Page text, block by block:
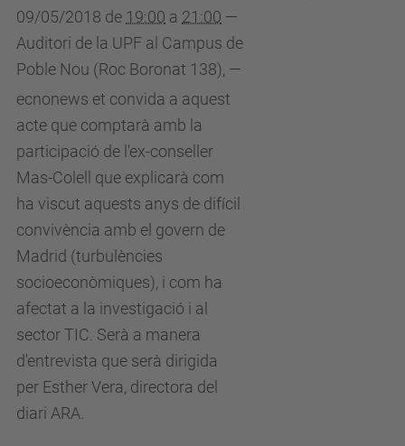
09/05/2018 de 19:00 a 21:00 —
Auditori de la UPF al Campus de
Poble Nou (Roc Boronat 138), —
ecnonews et convida a aquest
acte que comptarà amb la
participació de l'ex-conseller
Mas-Colell que explicarà com
ha viscut aquests anys de difícil
convivència amb el govern de
Madrid (turbulències
socioeconòmiques), i com ha
afectat a la investigació i al
sector TIC. Serà a manera
d'entrevista que serà dirigida
per Esther Vera, directora del
diari ARA.